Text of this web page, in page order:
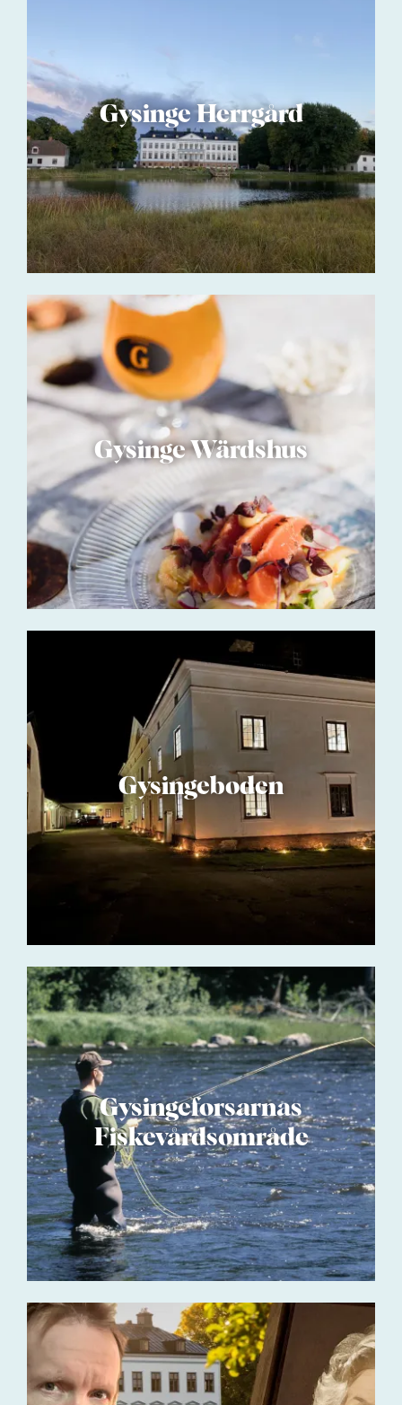
Gysinge Herrgård
Gysinge Wärdshus
Gysingeboden
Gysingeforsarnas
Fiskevårdsområde